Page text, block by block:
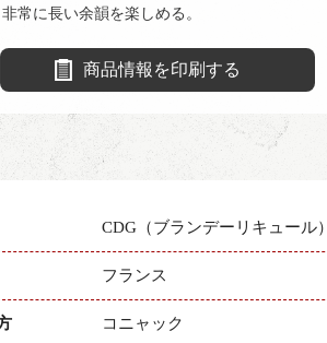
常に長い余韻を楽しめる。
商品情報を印刷する
CDG（ブランデーリキュール）
フランス
コニャック